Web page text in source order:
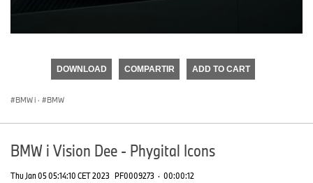
seconds
DOWNLOAD COMPARTIR ADD TO CART
BMW i · BMW
BMW i Vision Dee - Phygital Icons
Thu Jan 05 05:14:10 CET 2023 PF0009273 · 00:00:12